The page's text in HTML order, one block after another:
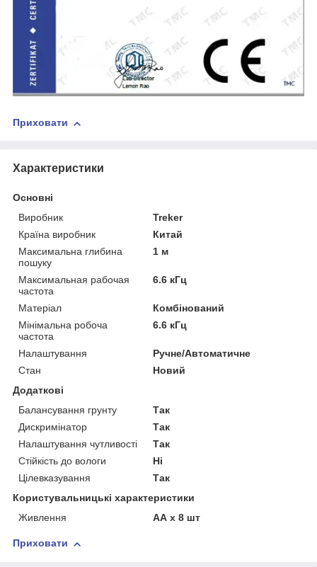
Приховати
Характеристики
Основні
Виробник
Treker
Країна виробник
Китай
Максимальна глибина
пошуку
1 м
Максимальная рабочая
частота
6.6 кГц
Матеріал
Комбінований
Мінімальна робоча
частота
6.6 кГц
Налаштування
Ручне/Автоматичне
Стан
Новий
Додаткові
Балансування грунту
Так
Дискримінатор
Так
Налаштування чутливості
Так
Стійкість до вологи
Ні
Цілевказування
Так
Користувальницькі характеристики
Живлення
АА х 8 шт
Приховати